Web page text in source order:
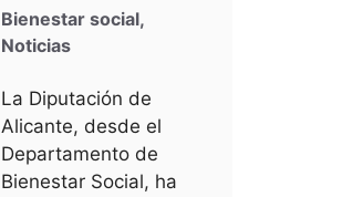
Bienestar social,
Noticias
La Diputación de
Alicante, desde el
Departamento de
Bienestar Social, ha